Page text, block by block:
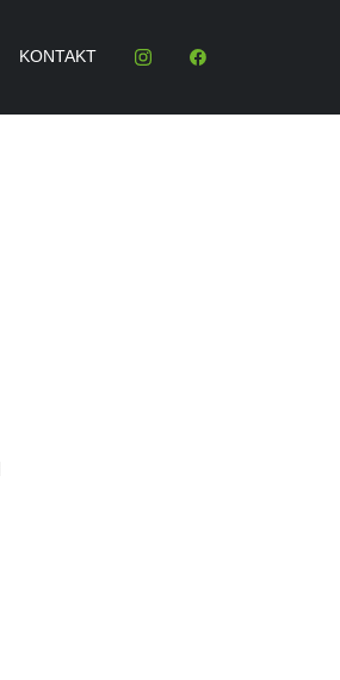
KONTAKT